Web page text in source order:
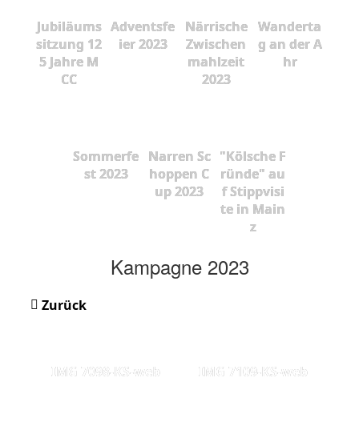
Jubiläums
sitzung 12
5 Jahre M
CC
Adventsfe
ier 2023
Närrische
Zwischen
mahlzeit
2023
Wanderta
g an der A
hr
Sommerfe
st 2023
Narren Sc
hoppen C
up 2023
"Kölsche F
ründe" au
f Stippvisi
te in Main
z
Kampagne 2023
Zurück
IMG 7098-KS-web IMG 7109-KS-web